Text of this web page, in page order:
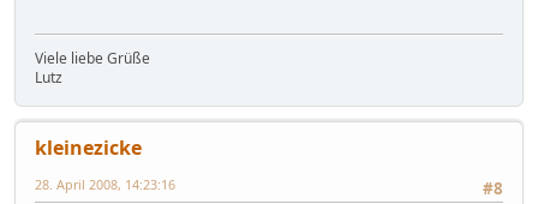
Viele liebe Grüße
Lutz
kleinezicke
#8
28. April 2008, 14:23:16